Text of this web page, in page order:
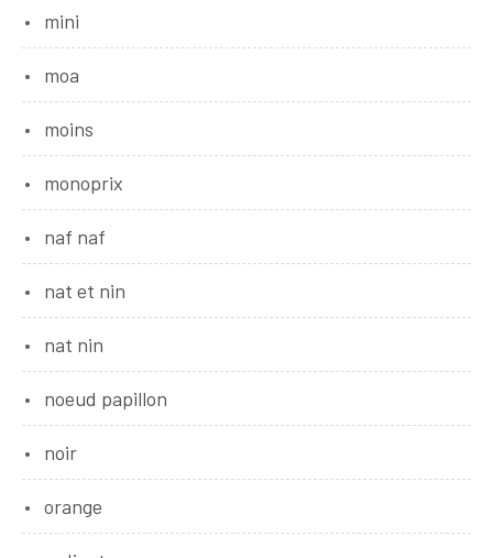
mini
moa
moins
monoprix
naf naf
nat et nin
nat nin
noeud papillon
noir
orange